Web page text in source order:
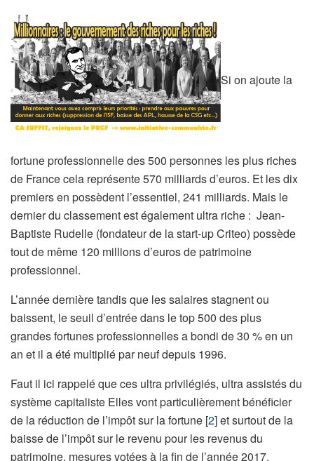
Si on ajoute la
fortune professionnelle des 500 personnes les plus riches
de France cela représente 570 milliards d’euros. Et les dix
premiers en possèdent l’essentiel, 241 milliards. Mais le
dernier du classement est également ultra riche : Jean-
Baptiste Rudelle (fondateur de la start-up Criteo) possède
tout de même 120 millions d’euros de patrimoine
professionnel.
L’année dernière tandis que les salaires stagnent ou
baissent, le seuil d’entrée dans le top 500 des plus
grandes fortunes professionnelles a bondi de 30 % en un
an et il a été multiplié par neuf depuis 1996.
Faut il ici rappelé que ces ultra privilégiés, ultra assistés du
système capitaliste Elles vont particulièrement bénéficier
de la réduction de l’impôt sur la fortune [2]et surtout de la
baisse de l’impôt sur le revenu pour les revenus du
patrimoine, mesures votées à la fin de l’année 2017.